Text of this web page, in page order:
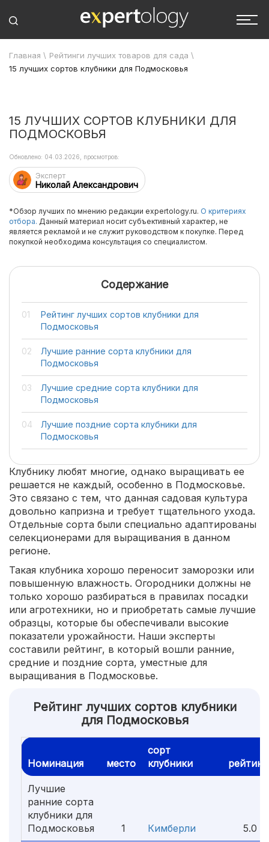
Главная \ Рейтинги лучших товаров для сада \
15 лучших сортов клубники для Подмосковья
15 ЛУЧШИХ СОРТОВ КЛУБНИКИ ДЛЯ
ПОДМОСКОВЬЯ
Эксперт
Николай Александрович
Обновлено: 04.03.2026, просмотров:
*Обзор лучших по мнению редакции expertology.ru. О критериях
отбора. Данный материал носит субъективный характер, не
является рекламой и не служит руководством к покупке. Перед
покупкой необходима консультация со специалистом.
Содержание
Рейтинг лучших сортов клубники для
Подмосковья
Лучшие ранние сорта клубники для
Подмосковья
Лучшие средние сорта клубники для
Подмосковья
Лучшие поздние сорта клубники для
Подмосковья
Клубнику любят многие, однако выращивать ее
решается не каждый, особенно в Подмосковье.
Это связано с тем, что данная садовая культура
довольно капризна и требует тщательного ухода.
Отдельные сорта были специально адаптированы
селекционерами для выращивания в данном
регионе.
Такая клубника хорошо переносит заморозки или
повышенную влажность. Огородники должны не
только хорошо разбираться в правилах посадки
или агротехники, но и приобретать самые лучшие
образцы, которые бы обеспечивали высокие
показатели урожайности. Наши эксперты
составили рейтинг, в который вошли ранние,
средние и поздние сорта, уместные для
выращивания в Подмосковье.
Рейтинг лучших сортов клубники
для Подмосковья
Номинация место
сорт
клубники
рейтинг
Лучшие
ранние сорта
клубники для
Подмосковья
1 Кимберли 5.0